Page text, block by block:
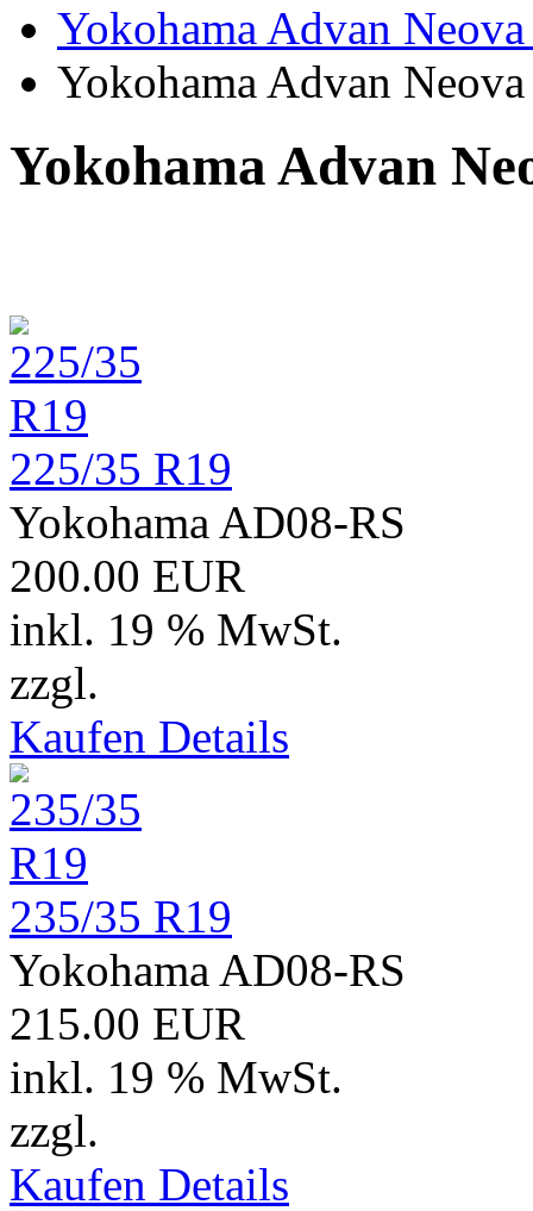
Yokohama Advan
Yokohama Advan
Yokohama Advan
225/35 R19
Yokohama AD08-RS
200.00 EUR
inkl. 19 % MwSt.
zzgl.
Kaufen Details
235/35 R19
Yokohama AD08-RS
215.00 EUR
inkl. 19 % MwSt.
zzgl.
Kaufen Details